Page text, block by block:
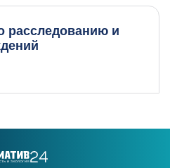
расследованию и